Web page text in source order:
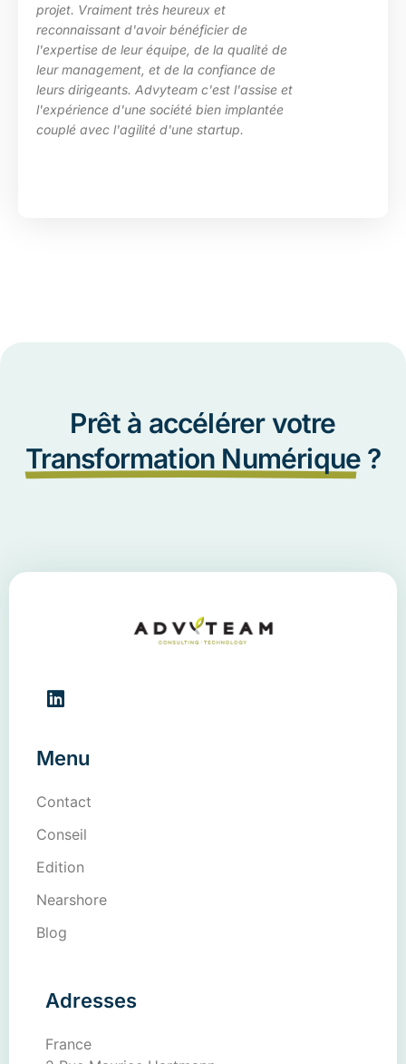
en place d’un plan de montée de
compétences sur le pôle de développement
HRa au sein de la DGFiP.
Prêt à accélérer votre
Transformation Numérique ?
Menu
Contact
Conseil
Edition
Nearshore
Blog
Adresses
France